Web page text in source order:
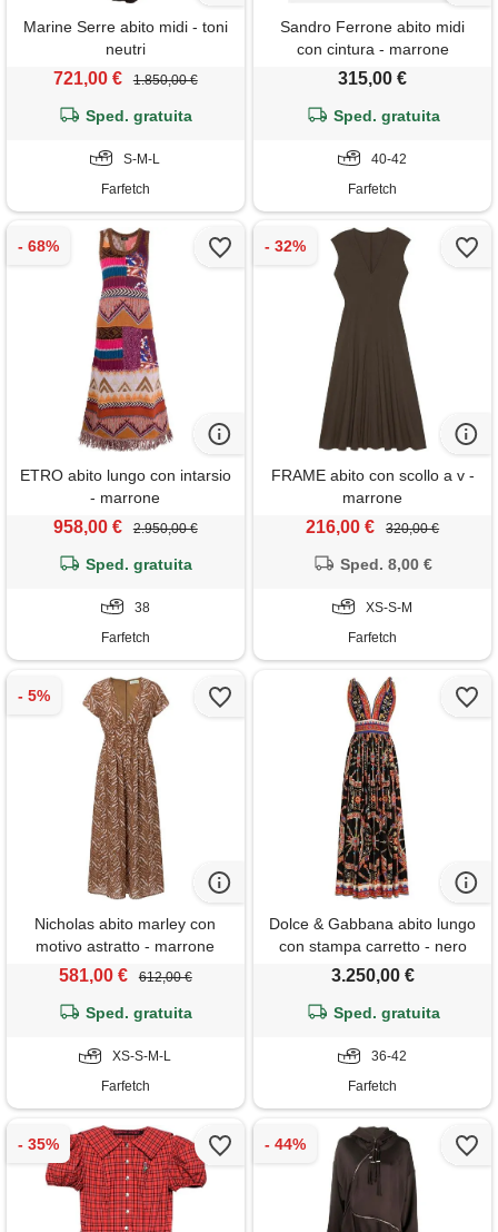
Marine Serre abito midi - toni
neutri
721,00 € 1.850,00 €
Sped. gratuita
S-M-L
Farfetch
Sandro Ferrone abito midi
con cintura - marrone
315,00 €
Sped. gratuita
40-42
Farfetch
ETRO abito lungo con intarsio
- marrone
958,00 € 2.950,00 €
Sped. gratuita
38
Farfetch
FRAME abito con scollo a v -
marrone
216,00 € 320,00 €
Sped. 8,00 €
XS-S-M
Farfetch
Nicholas abito marley con
motivo astratto - marrone
581,00 € 612,00 €
Sped. gratuita
XS-S-M-L
Farfetch
Dolce & Gabbana abito lungo
con stampa carretto - nero
3.250,00 €
Sped. gratuita
36-42
Farfetch